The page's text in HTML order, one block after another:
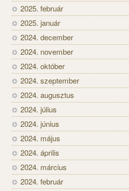
2025. február
2025. január
2024. december
2024. november
2024. október
2024. szeptember
2024. augusztus
2024. július
2024. június
2024. május
2024. április
2024. március
2024. február